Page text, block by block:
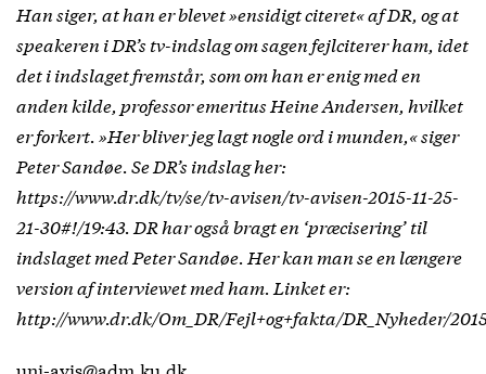
Han siger, at han er blevet »ensidigt citeret« af DR, og at
speakeren i DR’s tv-indslag om sagen fejlciterer ham, idet
det i indslaget fremstår, som om han er enig med en
anden kilde, professor emeritus Heine Andersen, hvilket
er forkert. »Her bliver jeg lagt nogle ord i munden,« siger
Peter Sandøe. Se DR’s indslag her:
https://www.dr.dk/tv/se/tv-avisen/tv-avisen-2015-11-25-
21-30#!/19:43. DR har også bragt en ‘præcisering’ til
indslaget med Peter Sandøe. Her kan man se en længere
version af interviewet med ham. Linket er:
http://www.dr.dk/Om_DR/Fejl+og+fakta/DR_Nyheder/